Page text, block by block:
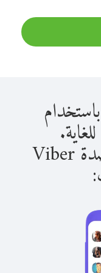
بمجرد حصولك على أرصدة Viber